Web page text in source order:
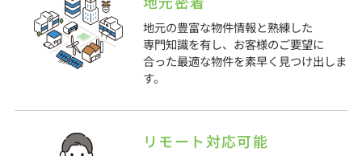
地元の豊富な物件情報と熟練した
専門知識を有し、お客様のご要望に
合った最適な物件を素早く見つけ出しま
す。
リモート対応可能